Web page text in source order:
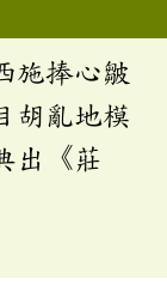
施捧心皺
胡亂地模
出《莊